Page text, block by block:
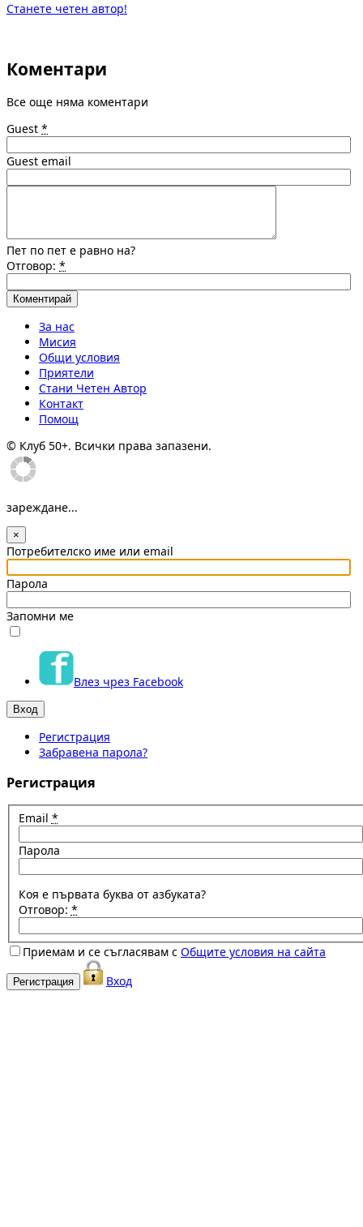
Станете четен автор!
Коментари
Все още няма коментари
Guest *
Guest email
Пет по пет е равно на?
Отговор: *
За нас
Мисия
Общи условия
Приятели
Стани Четен Автор
Контакт
Помощ
© Клуб 50+. Всички права запазени.
зареждане...
×
Потребителско име или email
Парола
Запомни ме
Влез чрез Facebook
Регистрация
Забравена парола?
Регистрация
Email *
Парола
Коя е първата буква от азбуката?
Отговор: *
Приемам и се съгласявам с Общите условия на сайта
Вход